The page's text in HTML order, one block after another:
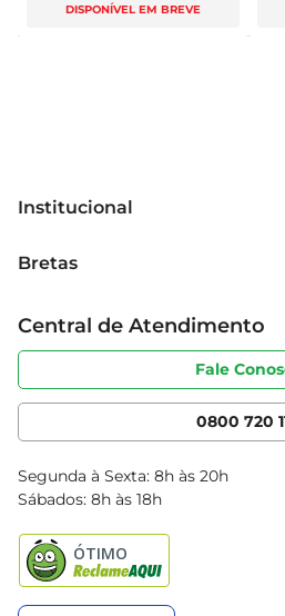
DISPONÍVEL EM BREVE
Institucional
Grupo Cencosud
Sobre privacidade
Portal do fornecedor
Cencosud Media
Bretas
Produtos Bretas
Código de ética
Serviços
Clube Bretas
Blog Bretas
Black Friday
Central de Atendimento
Fale
0800 720
Segunda à Sexta: 8h às 20h
Sábados: 8h às 18h